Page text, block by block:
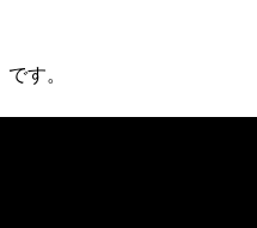
です。